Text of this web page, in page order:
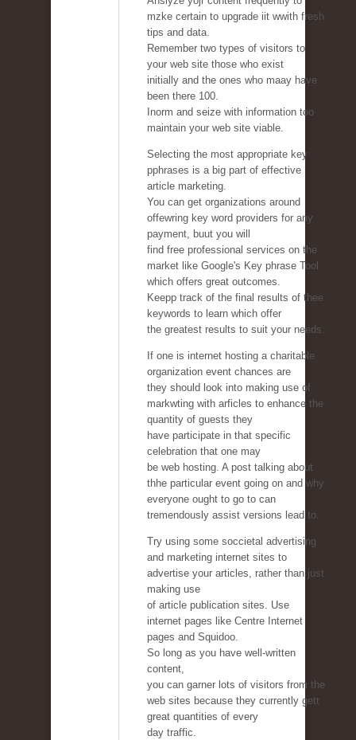
mzke certain to upgrade iit wwith fresh
tips and data.
Remember two types of visitors to
your web site those who exist
initially and the ones who maay have
been there 100.
Inorm and seize with information too
maintain your web site viable.
Selecting the most appropriate key
pphrases is a big part of effective
article marketing.
You can get organizations around
offewring key word providers for any
payment, buut you will
find free professional services on the
market like Google's Key phrase Tool
which offers great outcomes.
Keepp track of the final results of thee
keywords to learn which offer
the greatest results to suit your needs.
If one is internet hosting a charitable
organization event chances are
they should look into making use of
markwting with arficles to enhance the
quantity of guests they
have participate in that specific
celebration that one may
be web hosting. A post talking about
thhe particular event going on and why
everyone ought to go to can
tremendously assist versions lead to.
Try using some soccietal advertising
and marketing internet sites to
advertise your articles, rather than just
making use
of article publication sites. Use
internet pages like Centre Internet
pages and Squidoo.
So long as you have well-written
content,
you can garner lots of visitors from the
web sites because they currently gett
great quantities of every
day traffic.